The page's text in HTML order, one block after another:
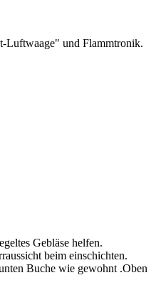
Luftwaage" und Flammtronik.
Gebläse helfen.
beim einschichten.
Buche wie gewohnt .Oben